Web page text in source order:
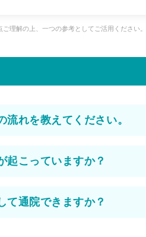
理解の上、一つの参考としてご活用ください。
れを教えてください。
起こっていますか？
て通院できますか？